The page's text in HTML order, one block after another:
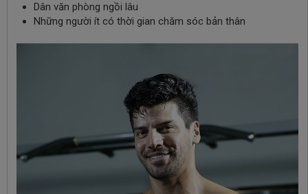
Dân văn phòng ngồi lâu
Những người ít có thời gian chăm sóc bản thân